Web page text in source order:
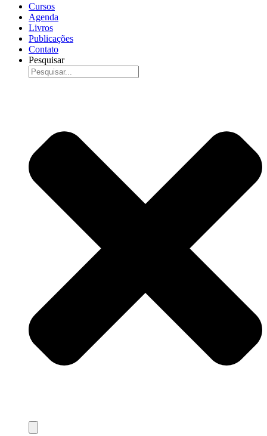
Cursos
Agenda
Livros
Publicações
Contato
Pesquisar